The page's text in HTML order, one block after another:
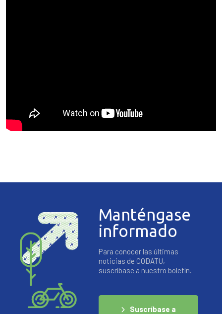
Manténgase
informado
Para conocer las últimas
noticias de CODATU,
suscríbase a nuestro boletín.
Suscríbase a